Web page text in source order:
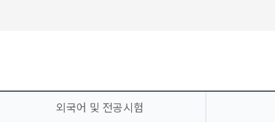
외국어 및 전공시험